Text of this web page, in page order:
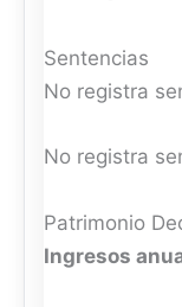
Sentencias
No registra
No registra
Patrimonio
Ingresos